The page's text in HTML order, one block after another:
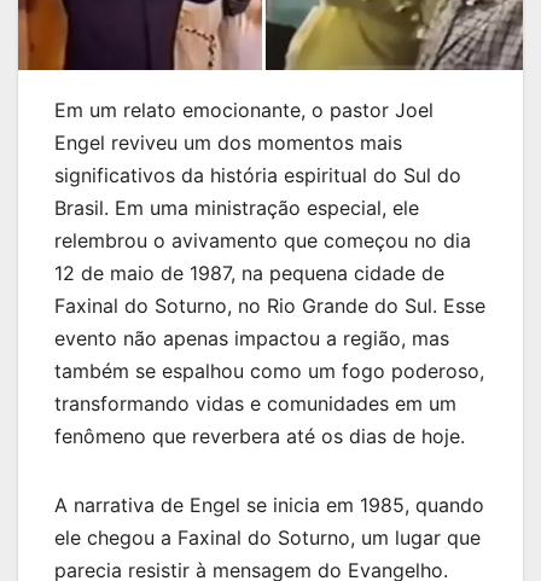
Em um relato emocionante, o pastor Joel
Engel reviveu um dos momentos mais
significativos da história espiritual do Sul do
Brasil. Em uma ministração especial, ele
relembrou o avivamento que começou no dia
12 de maio de 1987, na pequena cidade de
Faxinal do Soturno, no Rio Grande do Sul. Esse
evento não apenas impactou a região, mas
também se espalhou como um fogo poderoso,
transformando vidas e comunidades em um
fenômeno que reverbera até os dias de hoje.
A narrativa de Engel se inicia em 1985, quando
ele chegou a Faxinal do Soturno, um lugar que
parecia resistir à mensagem do Evangelho.